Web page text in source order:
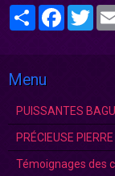
PartagerFacebook
Menu
PUISSANTES
PRÉCIEUSE
Témoignages des